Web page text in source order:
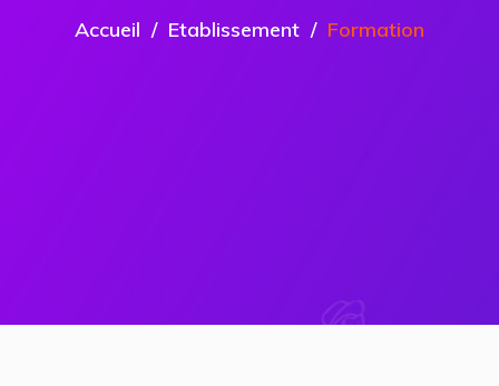
Accueil Etablissement Formation